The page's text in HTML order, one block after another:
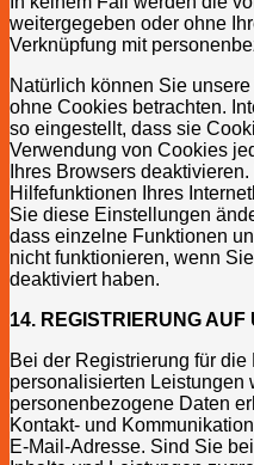
weitergegeben oder ohne
Verknüpfung mit
Natürlich können Sie
ohne Cookies betrachten.
so eingestellt, dass sie
Verwendung von Cookies
Ihres Browsers
Hilfefunktionen Ihres
Sie diese Einstellungen
dass einzelne Funktionen
nicht funktionieren, wenn
deaktiviert haben.
14. REGISTRIERUNG
Bei der Registrierung für die
personalisierten Leistungen
personenbezogene Daten
Kontakt- und
E-Mail-Adresse. Sind Sie